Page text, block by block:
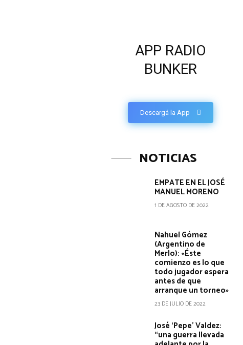
APP RADIO
BUNKER
Descargá la App
NOTICIAS
EMPATE EN EL JOSÉ
MANUEL MORENO
1 DE AGOSTO DE 2022
Nahuel Gómez
(Argentino de
Merlo): «Éste
comienzo es lo que
todo jugador espera
antes de que
arranque un torneo»
23 DE JULIO DE 2022
José ‘Pepe’ Valdez:
“una guerra llevada